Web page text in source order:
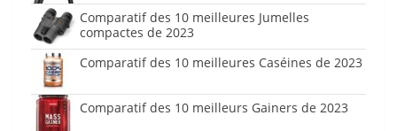
Comparatif des 10 meilleures Jumelles
compactes de 2023
Comparatif des 10 meilleures Caséines de 2023
Comparatif des 10 meilleurs Gainers de 2023